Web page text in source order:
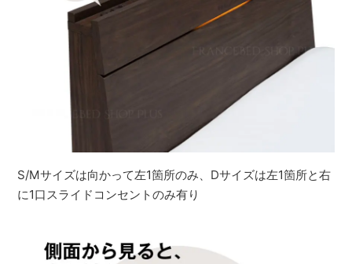
S/Mサイズは向かって左1箇所のみ、Dサイズは左1箇所と右
に1口スライドコンセントのみ有り